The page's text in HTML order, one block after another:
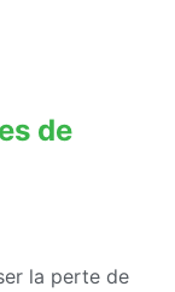
de
la perte de